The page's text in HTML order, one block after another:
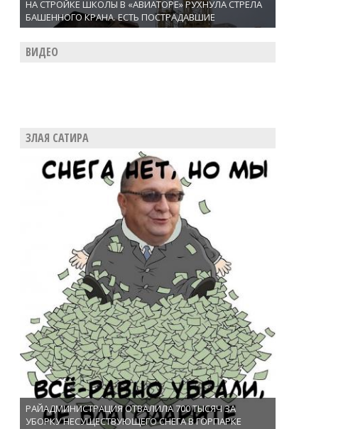
НА СТРОЙКЕ ШКОЛЫ В «АВИАТОРЕ» РУХНУЛА СТРЕЛА
БАШЕННОГО КРАНА. ЕСТЬ ПОСТРАДАВШИЕ
ВИДЕО
ЗЛАЯ САТИРА
РАЙАДМИНИСТРАЦИЯ ОТВАЛИЛА 700 ТЫСЯЧ ЗА
УБОРКУ НЕСУЩЕСТВУЮЩЕГО СНЕГА В ГОРПАРКЕ